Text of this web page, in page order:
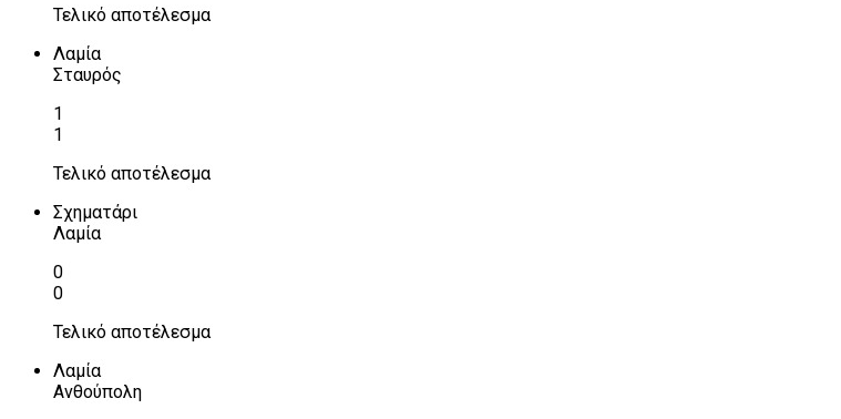
Τελικό αποτέλεσμα
Λαμία
Σταυρός
1
1
Τελικό αποτέλεσμα
Σχηματάρι
Λαμία
0
0
Τελικό αποτέλεσμα
Λαμία
Ανθούπολη